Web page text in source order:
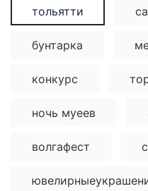
тольятти
бунтарка
конкурс
ночь муеев
волгафест